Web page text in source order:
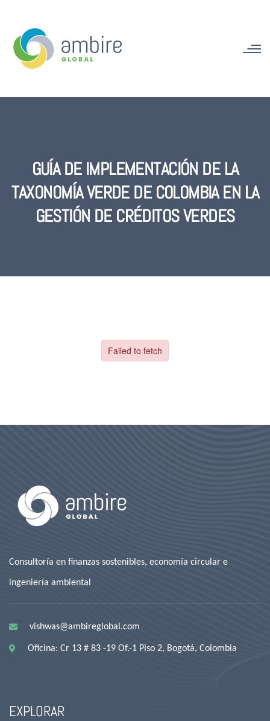
GUÍA DE IMPLEMENTACIÓN DE LA
TAXONOMÍA VERDE DE COLOMBIA EN LA
GESTIÓN DE CRÉDITOS VERDES
Consultoría en finanzas sostenibles, economía circular e
ingeniería ambiental
vishwas@ambireglobal.com
Oficina: Cr 13 # 83 -19 Of.-1 Piso 2, Bogotá, Colombia
EXPLORAR